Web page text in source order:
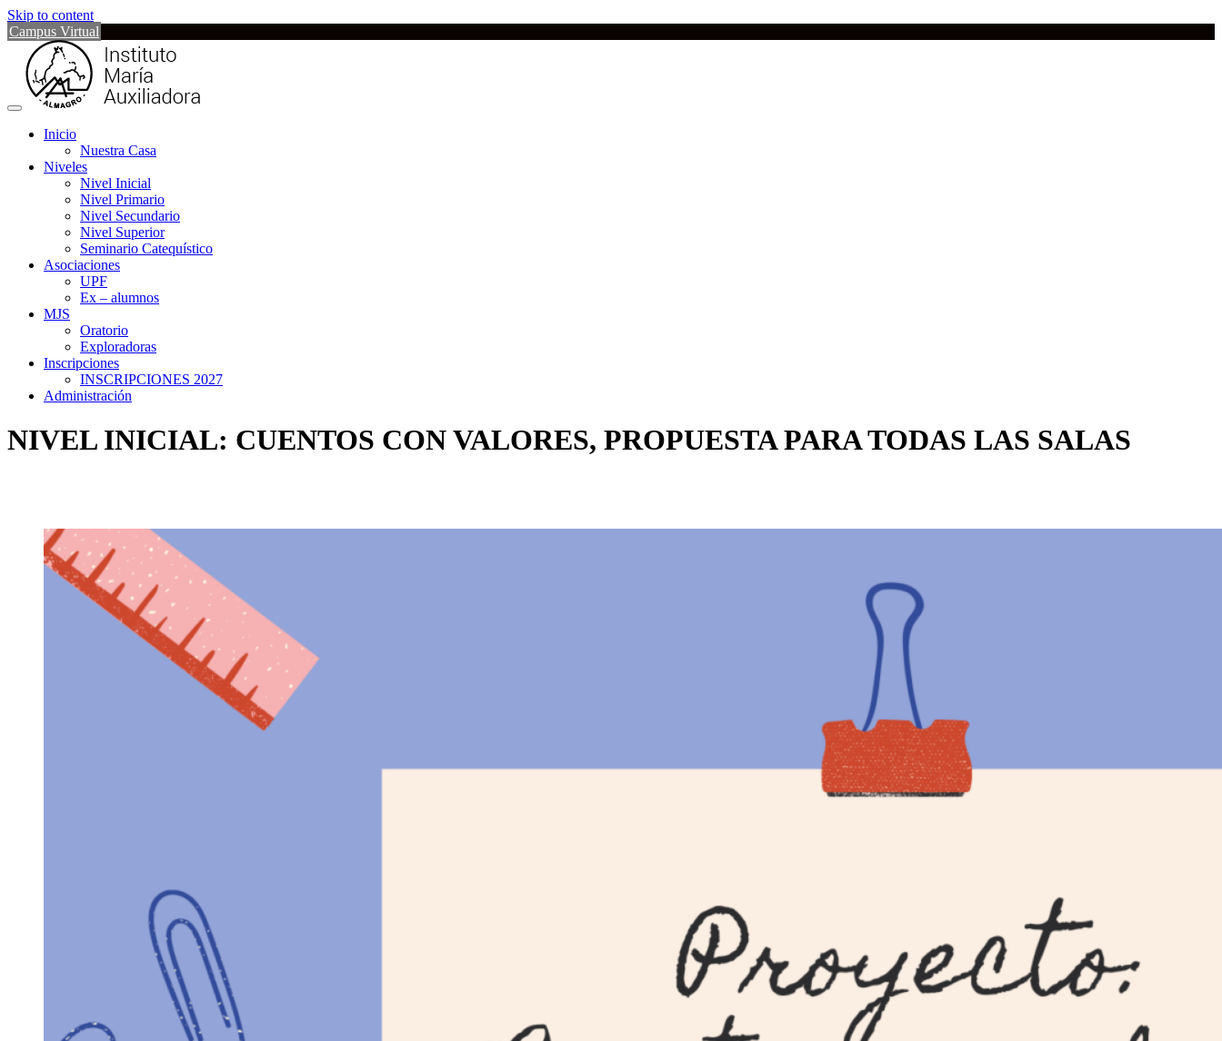
Skip to content
Campus Virtual
Inicio
Nuestra Casa
Niveles
Nivel Inicial
Nivel Primario
Nivel Secundario
Nivel Superior
Seminario Catequístico
Asociaciones
UPF
Ex – alumnos
MJS
Oratorio
Exploradoras
Inscripciones
INSCRIPCIONES 2027
Administración
NIVEL INICIAL: CUENTOS CON VALORES, PROPUESTA PARA TODAS LAS SALAS